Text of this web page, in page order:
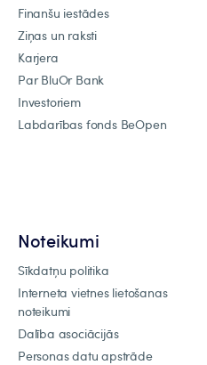
Finanšu iestādes
Ziņas un raksti
Karjera
Par BluOr Bank
Investoriem
Labdarības fonds BeOpen
Noteikumi
Sīkdatņu politika
Interneta vietnes lietošanas
noteikumi
Dalība asociācijās
Personas datu apstrāde